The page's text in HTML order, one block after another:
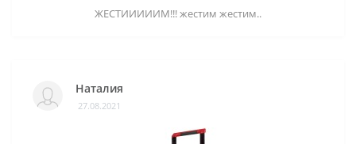
ЖЕСТИИИИИМ!!! жестим жестим..
Наталия
27.08.2021